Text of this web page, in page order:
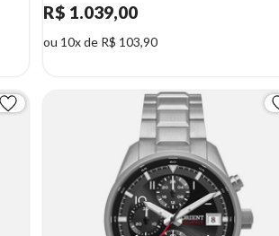
R$ 1.039,00
ou 10x de R$ 103,90